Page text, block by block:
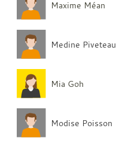
Maxime Méan
Medine Piveteau
Mia Goh
Modise Poisson